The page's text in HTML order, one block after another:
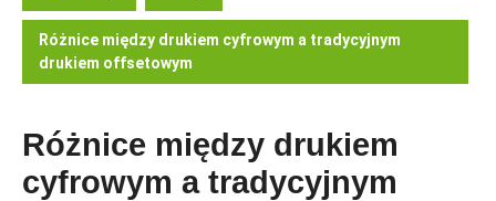
Różnice między drukiem cyfrowym a tradycyjnym
drukiem offsetowym
Różnice między drukiem
cyfrowym a tradycyjnym